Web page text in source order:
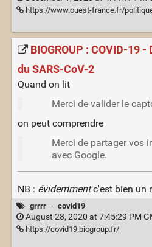
https://www.ouest-france.fr/politique/emmanuel-macron/macron-veut-des-mesures-
BIOGROUP : COVID-19
du SARS-CoV-2
Quand on lit
Merci de valider le
on peut comprendre
Merci de partager vos
avec Google.
NB : évidemmentc'est bien un
grrrr · covid19
August 28, 2020 at 7:45:29 PM
https://covid19.biogroup.fr/